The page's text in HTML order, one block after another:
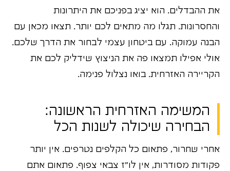
את ההבדלים. הוא יציג בפניכם את היתרונות
והחסרונות. תגלו מה מתאים לכם יותר. תצאו מכאן עם
הבנה עמוקה. עם ביטחון עצמי לבחור את הדרך שלכם.
אולי אפילו תמצאו פה את הניצוץ שידליק לכם את
הקריירה האזרחית. בואו נצלול פנימה.
המשימה האזרחית הראשונה:
הבחירה שיכולה לשנות הכל
אחרי שחרור, פתאום כל הקלפים נטרפים. אין יותר
פקודות מסודרות, אין לו"ז צבאי צפוף. פתאום אתם